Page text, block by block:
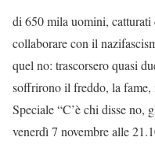
di 650 mila uomini,
collaborare con il
quel no: trascorsero quasi
soffrirono il freddo, la
Speciale “C’è chi disse
venerdì 7 novembre alle